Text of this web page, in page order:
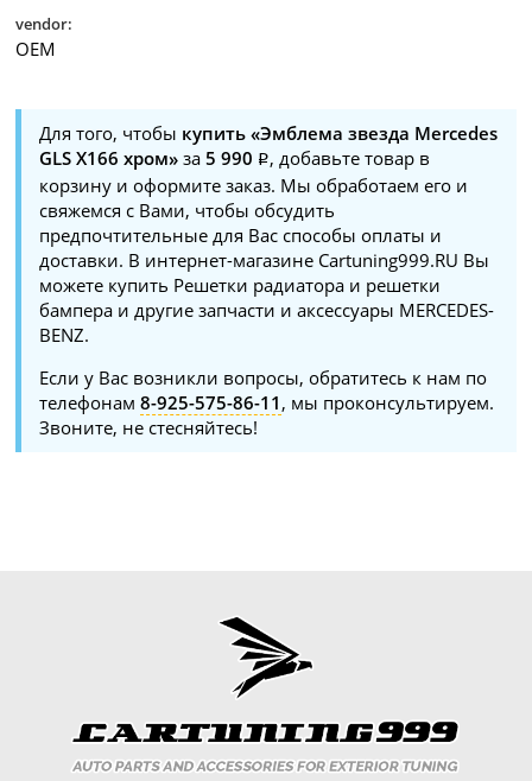
vendor:
OEM
Для того, чтобы купить «Эмблема звезда Mercedes
GLS X166 хром» за5 990
, добавьте товар в
корзину и оформите заказ. Мы обработаем его и
свяжемся с Вами, чтобы обсудить
предпочтительные для Вас способы оплаты и
доставки. В интернет-магазине Cartuning999.RU Вы
можете купить Решетки радиатора и решетки
бампера и другие запчасти и аксессуары MERCEDES-
BENZ.
Если у Вас возникли вопросы, обратитесь к нам по
телефонам8-925-575-86-11 , мы проконсультируем.
Звоните, не стесняйтесь!